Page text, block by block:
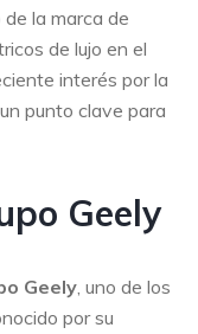
la marca de
de lujo en el
interés por la
punto clave para
Geely
Geely , uno de los
por su